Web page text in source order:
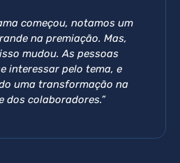
começou, notamos um
na premiação. Mas,
mudou. As pessoas
interessar pelo tema, e
uma transformação na
dos colaboradores.”